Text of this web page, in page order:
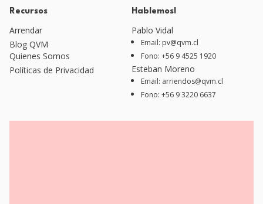
Recursos
Arrendar
Blog QVM
Quienes Somos
Políticas de Privacidad
Hablemos!
Pablo Vidal
Email: pv@qvm.cl
Fono: +56 9 4525 1920
Esteban Moreno
Email: arriendos@qvm.cl
Fono: +56 9 3220 6637